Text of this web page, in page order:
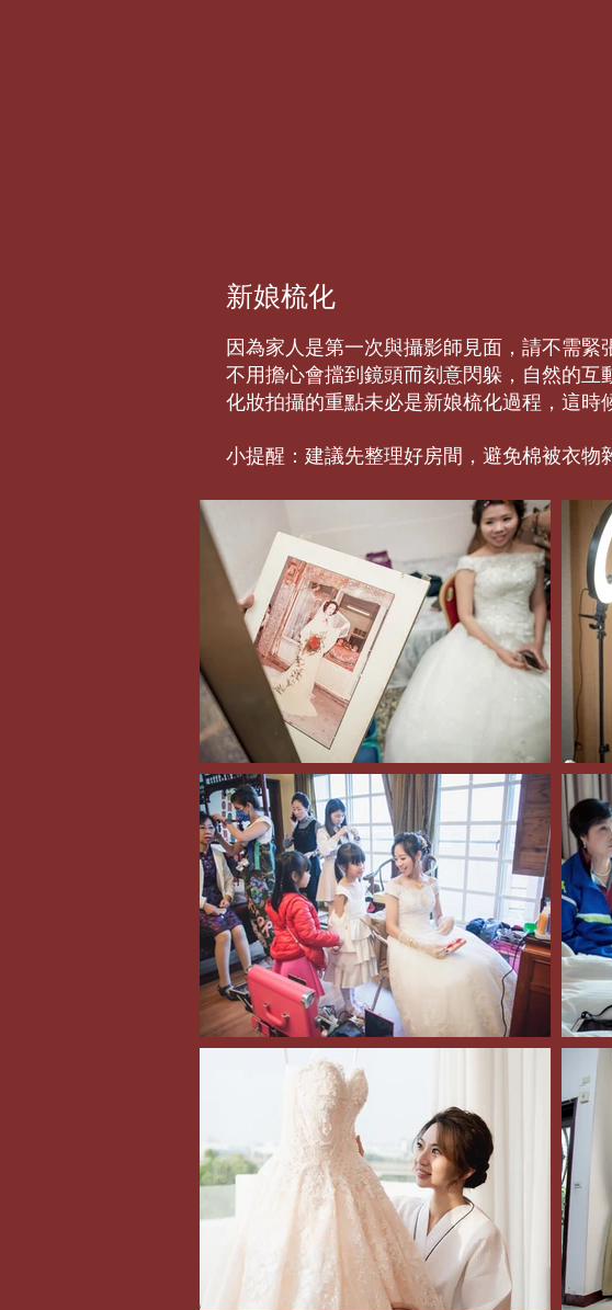
新娘梳化
因為家人是第一次與攝影師見面，請不需緊
不用擔心會擋到鏡頭而刻意閃躲，自然的互
化妝拍攝的重點未必是新娘梳化過程，這時
小提醒：建議先整理好房間，避免棉被衣物